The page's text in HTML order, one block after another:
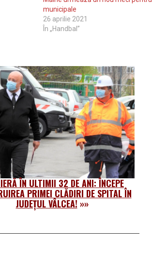
municipale
26 aprilie 2021
În „Handbal”
ÎN ULTIMII 32 DE ANI: ÎNCEPE
PRIMEI CLĂDIRI DE SPITAL ÎN
JUDEȚUL VÂLCEA! »»